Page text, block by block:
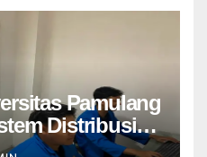
Pamulang
Distribusi
API dan